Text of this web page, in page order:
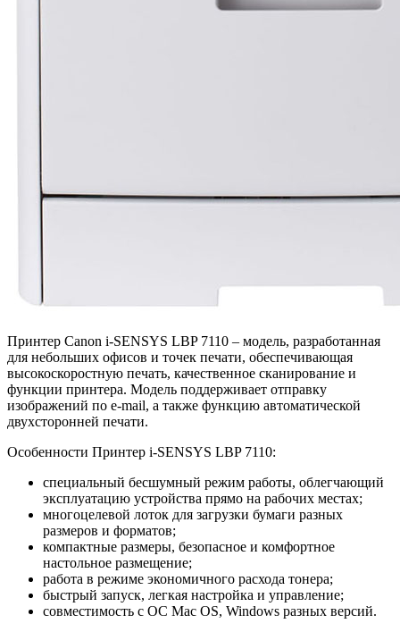
Принтер Canon i-SENSYS LBP 7110 – модель, разработанная
для небольших офисов и точек печати, обеспечивающая
высокоскоростную печать, качественное сканирование и
функции принтера. Модель поддерживает отправку
изображений по e-mail, а также функцию автоматической
двухсторонней печати.
Особенности Принтер i-SENSYS LBP 7110:
специальный бесшумный режим работы, облегчающий
эксплуатацию устройства прямо на рабочих местах;
многоцелевой лоток для загрузки бумаги разных
размеров и форматов;
компактные размеры, безопасное и комфортное
настольное размещение;
работа в режиме экономичного расхода тонера;
быстрый запуск, легкая настройка и управление;
совместимость с ОС Mac OS, Windows разных версий.